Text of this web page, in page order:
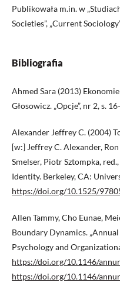
Publikowała m.in. w
Societies”, „Current
Bibliografia
Ahmed Sara (2013)
Głosowicz. „Opcje”, nr 2, s.
Alexander Jeffrey C. (2004)
[w:] Jeffrey C. Alexander,
Smelser, Piotr Sztompka,
Identity. Berkeley, CA:
https://doi.org/10.1525/
Allen Tammy, Cho Eunae,
Boundary Dynamics.
Psychology and
https://doi.org/10.1146/
https://doi.org/10.1146/